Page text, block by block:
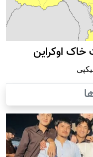
اوکراین